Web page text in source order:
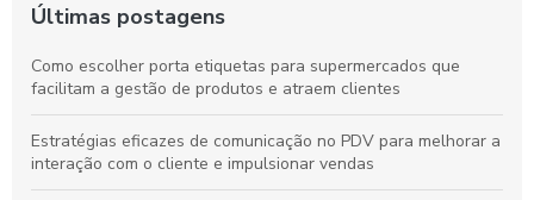
Últimas postagens
Como escolher porta etiquetas para supermercados que
facilitam a gestão de produtos e atraem clientes
Estratégias eficazes de comunicação no PDV para melhorar a
interação com o cliente e impulsionar vendas